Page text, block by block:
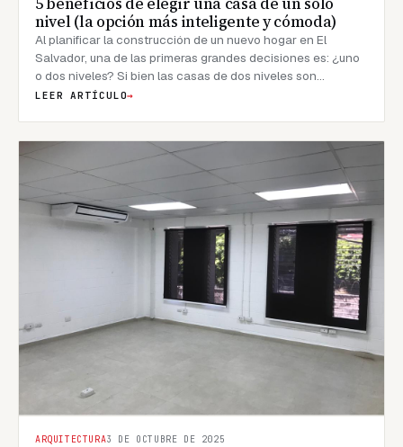
nivel (la opción más inteligente y cómoda)
Al planificar la construcción de un nuevo hogar en El
Salvador, una de las primeras grandes decisiones es: ¿uno
o dos niveles? Si bien las casas de dos niveles son
populares, existe una tendencia creciente y muy inteligente
LEER ARTÍCULO→
ARQUITECTURA3 DE OCTUBRE DE 2025